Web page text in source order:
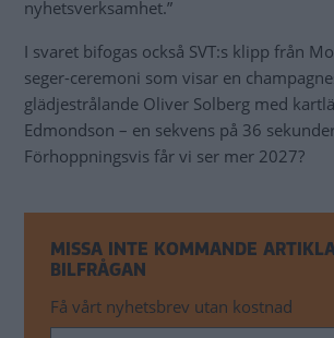
nyhetsverksamhet.”
I svaret bifogas också SVT:s klipp från
seger-ceremoni som visar en
glädjestrålande Oliver Solberg med
Edmondson – en sekvens på 36
Förhoppningsvis får vi ser mer 2027?
MISSA INTE KOMMANDE
BILFRÅGAN
Få vårt nyhetsbrev utan kostnad